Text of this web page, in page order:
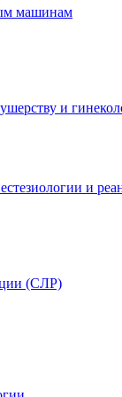
машинам
и
и
(СЛР)